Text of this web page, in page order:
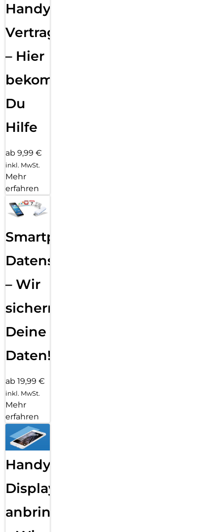
Handy
Vertragsabwicklung
– Hier
bekommst
Du
Hilfe
ab 9,99 €
inkl. MwSt.
Mehr
erfahren
Smartphone
Datensicherung
– Wir
sichern
Deine
Daten!
ab 19,99 €
inkl. MwSt.
Mehr
erfahren
Handy
Displayfolie
anbringen